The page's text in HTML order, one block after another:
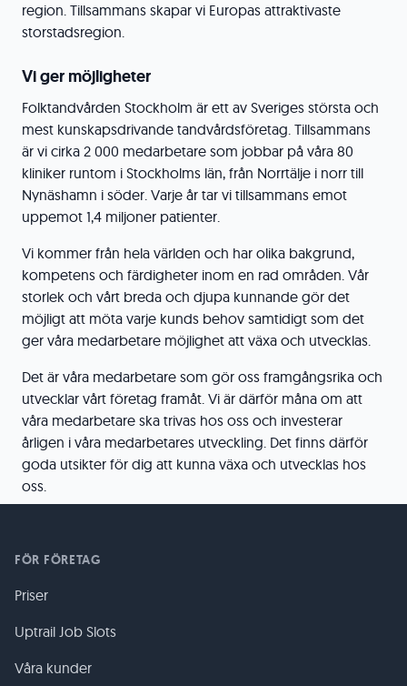
region. Tillsammans skapar vi Europas attraktivaste
storstadsregion.
Vi ger möjligheter
Folktandvården Stockholm är ett av Sveriges största och
mest kunskapsdrivande tandvårdsföretag. Tillsammans
är vi cirka 2 000 medarbetare som jobbar på våra 80
kliniker runtom i Stockholms län, från Norrtälje i norr till
Nynäshamn i söder. Varje år tar vi tillsammans emot
uppemot 1,4 miljoner patienter.
Vi kommer från hela världen och har olika bakgrund,
kompetens och färdigheter inom en rad områden. Vår
storlek och vårt breda och djupa kunnande gör det
möjligt att möta varje kunds behov samtidigt som det
ger våra medarbetare möjlighet att växa och utvecklas.
Det är våra medarbetare som gör oss framgångsrika och
utvecklar vårt företag framåt. Vi är därför måna om att
våra medarbetare ska trivas hos oss och investerar
årligen i våra medarbetares utveckling. Det finns därför
goda utsikter för dig att kunna växa och utvecklas hos
oss.
FÖR FÖRETAG
Priser
Uptrail Job Slots
Våra kunder